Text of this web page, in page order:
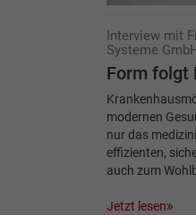
Interview mit
Systeme
Form folgt
modernen
nur das
effizienten,
auch zum
Jetzt lesen